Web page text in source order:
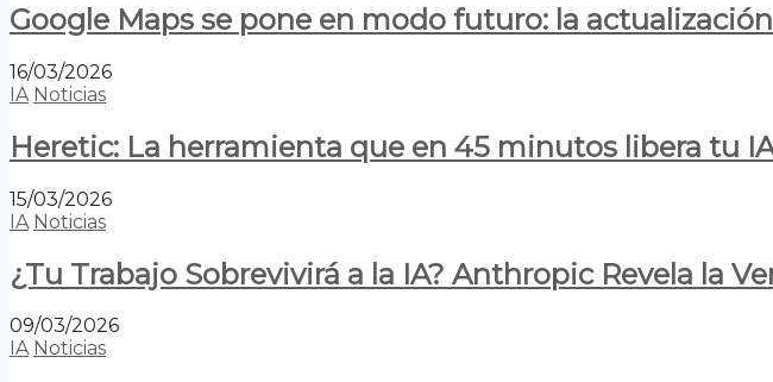
Google Maps se pone en modo futuro: la
16/03/2026
IA Noticias
Heretic: La herramienta que en 45 minutos libera tu
15/03/2026
IA Noticias
¿Tu Trabajo Sobrevivirá a la IA? Anthropic Revela la
09/03/2026
IA Noticias